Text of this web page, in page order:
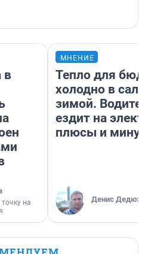
в
на
МНЕНИЕ
Тепло для
холодно в
зимой.
ездит на
плюсы и
Денис